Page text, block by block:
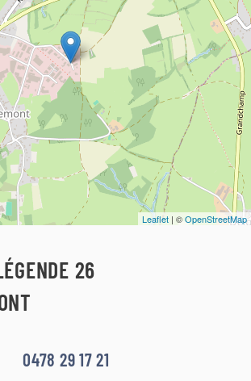
Leaflet | ©OpenStreetMap
26
0478 29 17 21